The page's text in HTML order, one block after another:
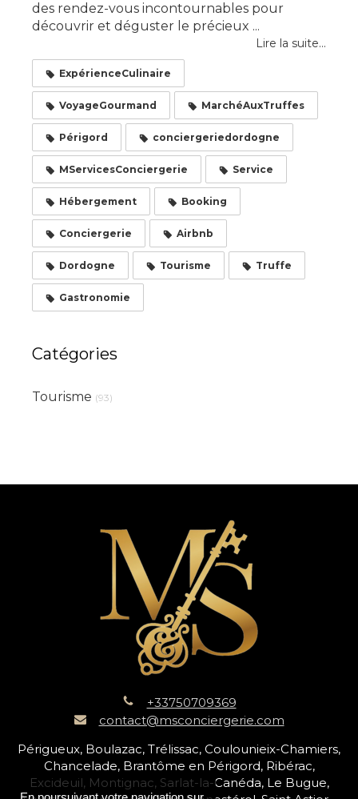
des rendez-vous incontournables pour
découvrir et déguster le précieux ...
Lire la suite...
ExpérienceCulinaire
VoyageGourmand MarchéAuxTruffes
Périgord conciergeriedordogne
MServicesConciergerie Service
Hébergement Booking
Conciergerie Airbnb
Dordogne Tourisme Truffe
Gastronomie
Catégories
Tourisme (93)
+33750709369
contact@msconciergerie.com
Périgueux, Boulazac, Trélissac, Coulounieix-Chamiers,
Chancelade, Brantôme en Périgord, Ribérac,
Excideuil, Montignac, Sarlat-la-Canéda, Le Bugue,